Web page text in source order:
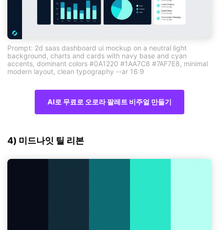
Prompt: 2d saas dashboard ui mockup on a neutral light
background, charts and cards with navy base and cyan
accents, dominant colors #0A1220 #1AA7C8 #7AF7E8, minimal
modern layout, clean typography --ar 16:9
AI로 무료로 오로라 팔레트 비주얼 만들기
4) 미드나잇 틸 리본